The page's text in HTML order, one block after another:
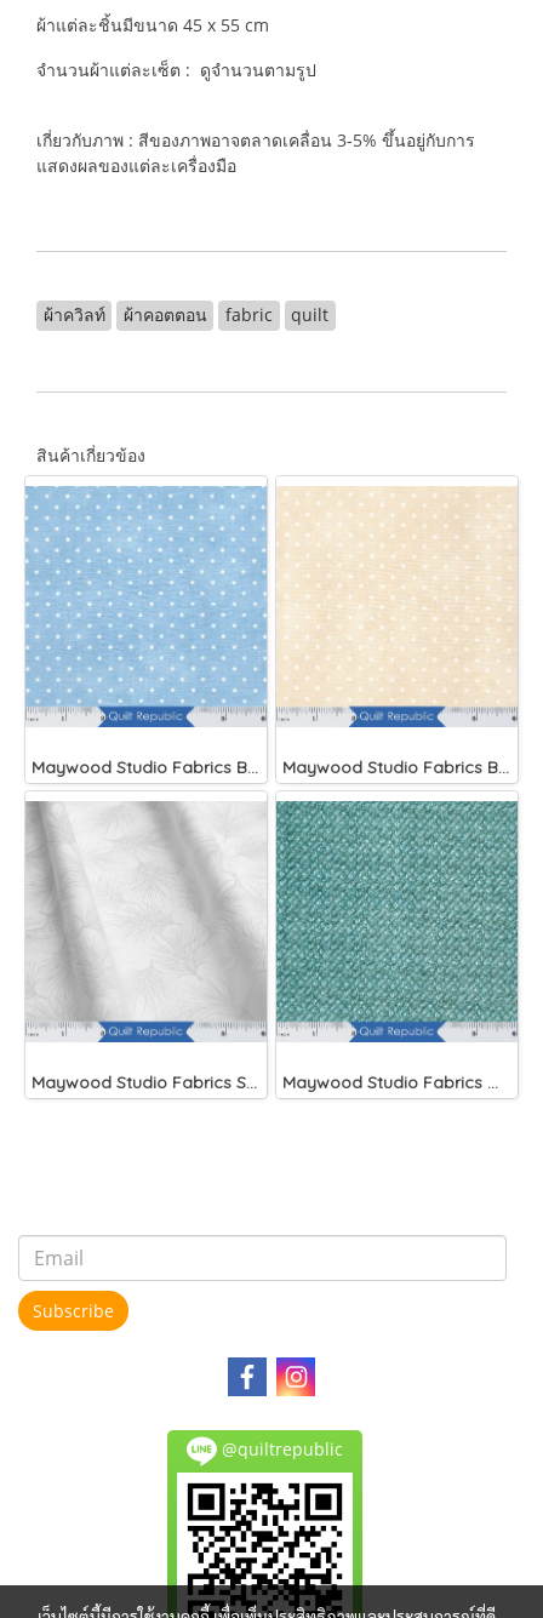
ผ้าแต่ละชิ้นมีขนาด 45 x 55 cm
จำนวนผ้าแต่ละเซ็ต : ดูจำนวนตามรูป
เกี่ยวกับภาพ : สีของภาพอาจตลาดเคลื่อน 3-5% ขึ้นอยู่กับการ
แสดงผลของแต่ละเครื่องมือ
ผ้าควิลท์ ผ้าคอตตอน fabric quilt
สินค้าเกี่ยวข้อง
Maywood Studio Fabrics Beautiful Basics Blue Maywood Studio Fabrics Beautiful Basics Cream
Maywood Studio Fabrics Solitaire Whites Maywood Studio Fabrics Woolies Flannel Green
Subscribe
@quiltrepublic